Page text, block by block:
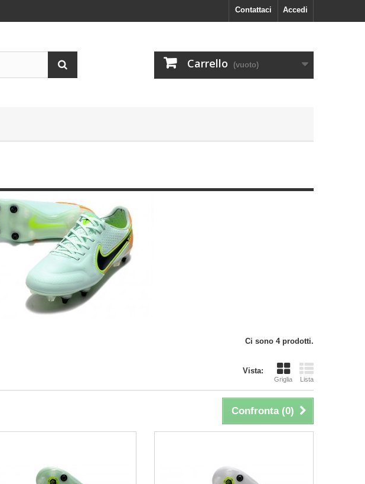
Accedi
Contattaci
Carrello (vuoto)
Ci sono 4 prodotti.
Vista:
Griglia Lista
Confronta (0)